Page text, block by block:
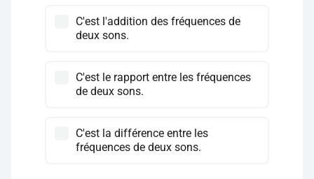
C'est l'addition des fréquences de
deux sons.
C'est le rapport entre les fréquences
de deux sons.
C'est la différence entre les
fréquences de deux sons.